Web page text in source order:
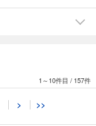
1～10件目 / 157件
> >>